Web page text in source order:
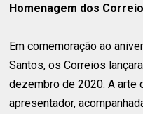
Homenagem dos
Em comemoração ao
Santos, os Correios
dezembro de 2020. A
apresentador,